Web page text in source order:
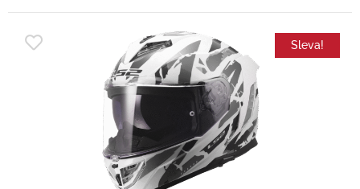
Sleva!